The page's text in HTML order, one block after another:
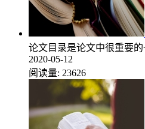
论文目录是论文中很重要
2020-05-12
阅读量: 23626